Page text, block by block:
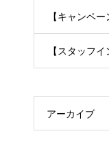
【キャンペ
【スタッフ
アーカイブ